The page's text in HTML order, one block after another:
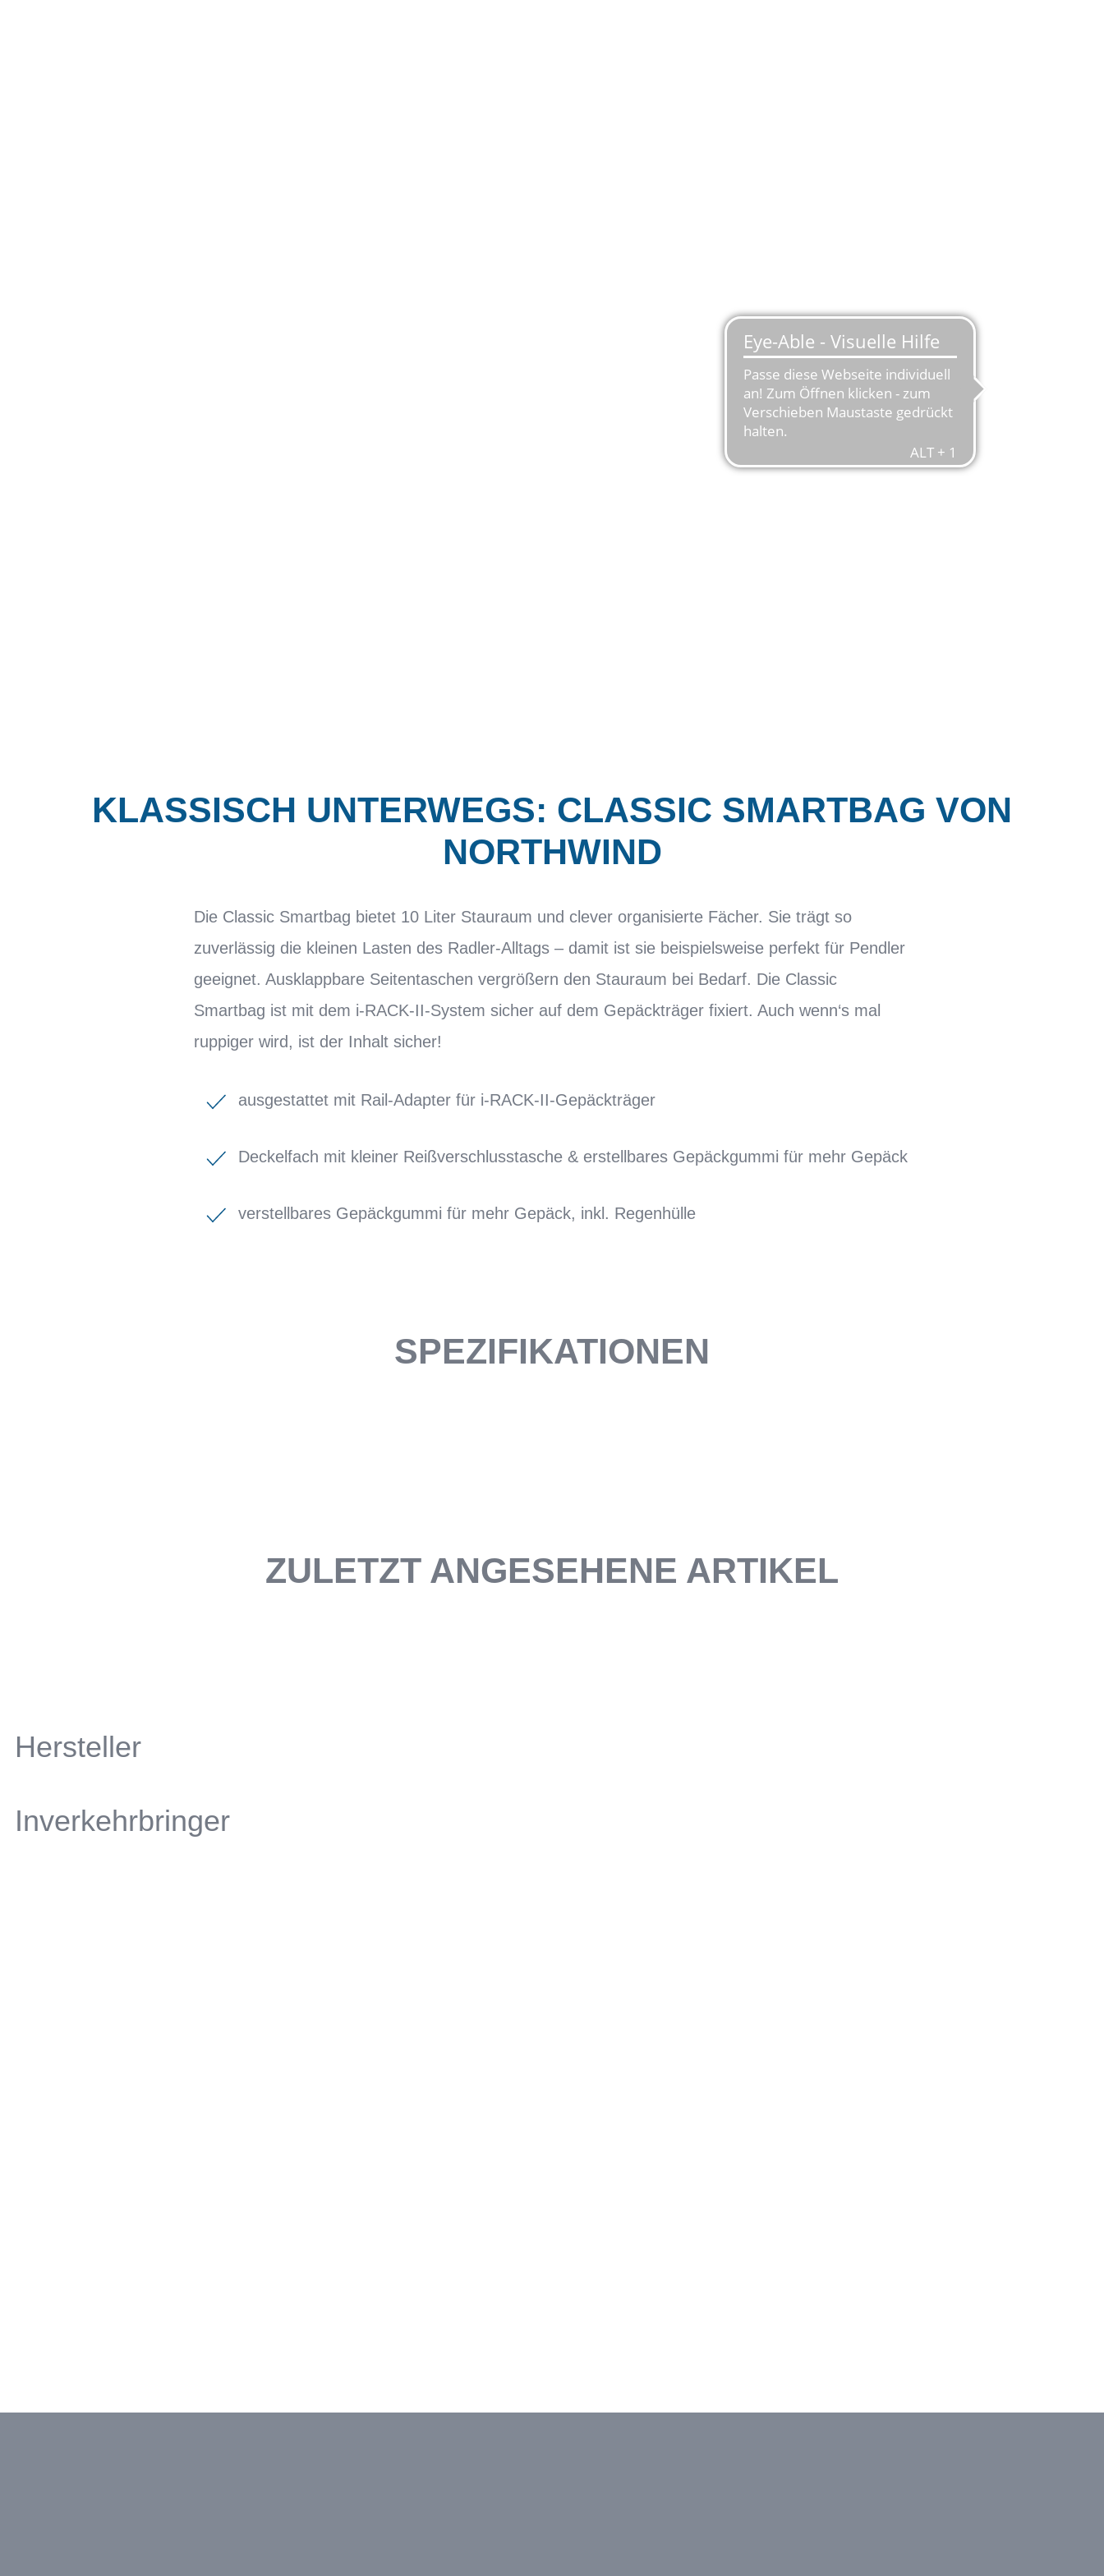
KLASSISCH UNTERWEGS: CLASSIC SMARTBAG VON
NORTHWIND
Die Classic Smartbag bietet 10 Liter Stauraum und clever organisierte Fächer. Sie trägt so
zuverlässig die kleinen Lasten des Radler-Alltags – damit ist sie beispielsweise perfekt für Pendler
geeignet. Ausklappbare Seitentaschen vergrößern den Stauraum bei Bedarf. Die Classic
Smartbag ist mit dem i-RACK-II-System sicher auf dem Gepäckträger fixiert. Auch wenn‘s mal
ruppiger wird, ist der Inhalt sicher!
ausgestattet mit Rail-Adapter für i-RACK-II-Gepäckträger
Deckelfach mit kleiner Reißverschlusstasche & erstellbares Gepäckgummi für mehr Gepäck
verstellbares Gepäckgummi für mehr Gepäck, inkl. Regenhülle
SPEZIFIKATIONEN
ZULETZT ANGESEHENE ARTIKEL
Hersteller
Inverkehrbringer